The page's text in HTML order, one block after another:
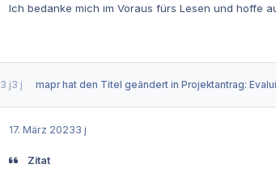
Ich bedanke mich im Voraus fürs Lesen und hoffe
3 j3 j maprhat den Titel geändert in Projektantrag:
17. März 20233 j
Zitat